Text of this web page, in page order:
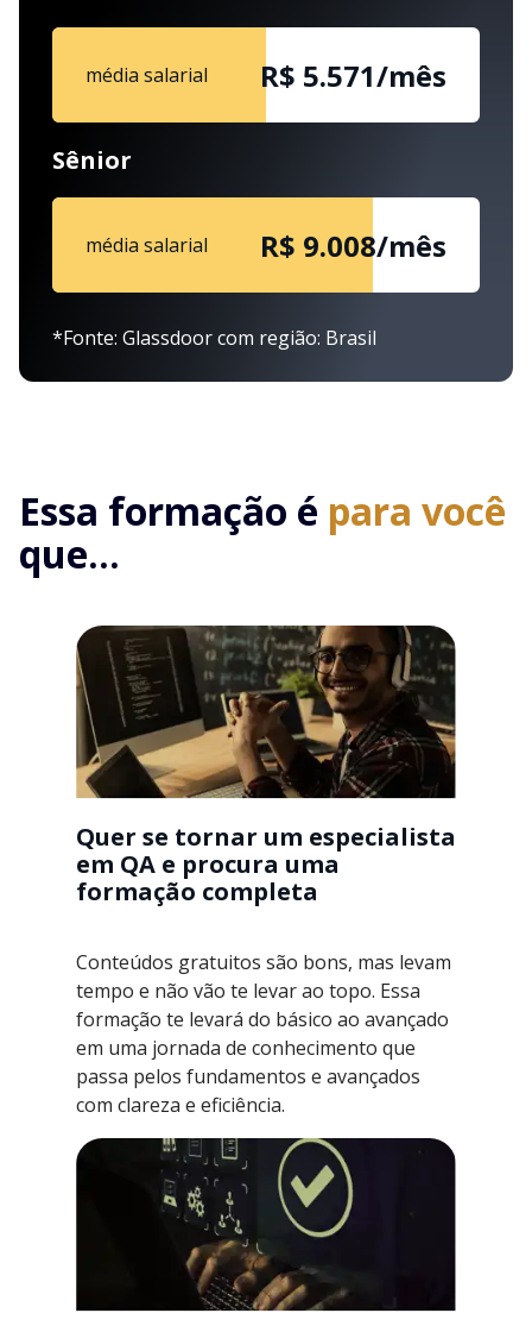
média salarial R$ 5.571/mês
Sênior
média salarial R$ 9.008/mês
*Fonte: Glassdoor com região: Brasil
Essa formação é para você
que...
Quer se tornar um especialista
em QA e procura uma
formação completa
Conteúdos gratuitos são bons, mas levam
tempo e não vão te levar ao topo. Essa
formação te levará do básico ao avançado
em uma jornada de conhecimento que
passa pelos fundamentos e avançados
com clareza e eficiência.